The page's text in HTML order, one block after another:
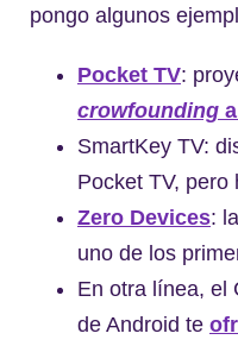
pongo algunos
Pocket TV:
crowfounding
SmartKey TV:
Pocket TV, pero
Zero Devices:
uno de los
En otra línea, el
de Android te